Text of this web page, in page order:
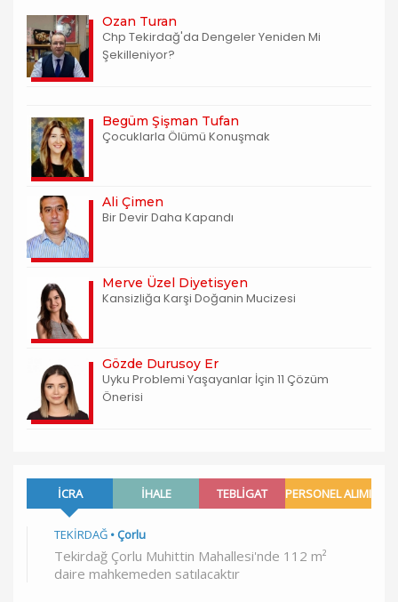
Ozan Turan
Chp Tekirdağ'da Dengeler Yeniden Mi
Şekilleniyor?
Begüm Şişman Tufan
Çocuklarla Ölümü Konuşmak
Ali Çimen
Bir Devir Daha Kapandı
Merve Üzel Diyetisyen
Kansizliğa Karşi Doğanin Mucizesi
Gözde Durusoy Er
Uyku Problemi Yaşayanlar İçin 11 Çözüm
Önerisi